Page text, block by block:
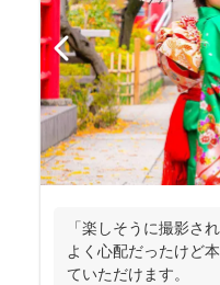
「楽しそうに撮影さ
よく心配だったけど
ていただけます。